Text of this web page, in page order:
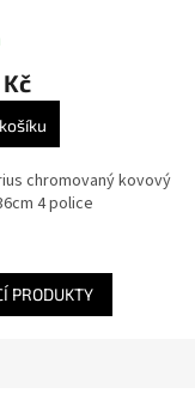
chromovaný kovový
4 police
PRODUKTY